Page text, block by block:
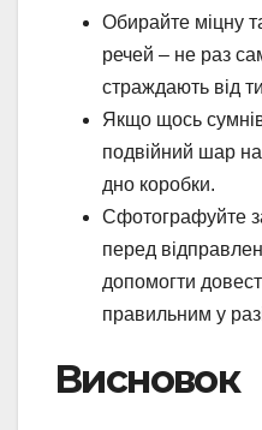
Обирайте міцну
речей – не раз
страждають від
Якщо щось
подвійний шар
дно коробки.
Сфотографуйте
перед
допомогти
правильним у
Висновок